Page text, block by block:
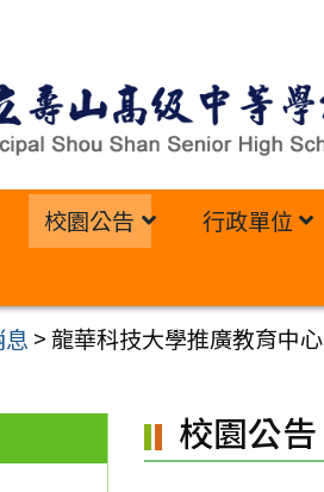
校園公告 行政單位
> 龍華科技大學推廣教育中
校園公告